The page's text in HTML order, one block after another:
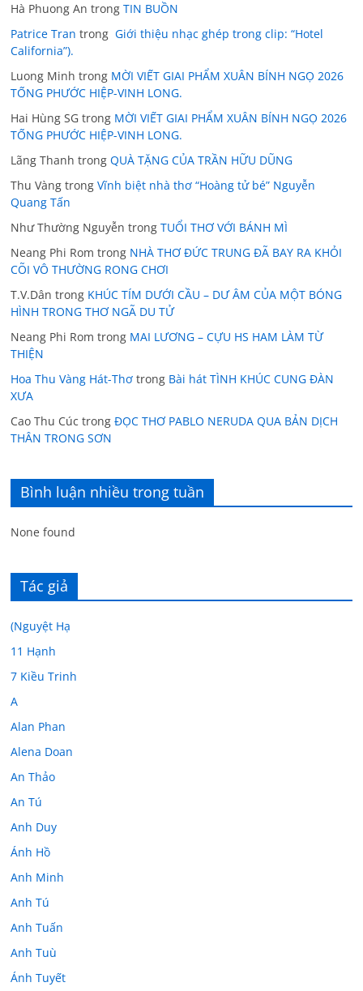
Hà Phuong An trongTIN BUỒN
Patrice Tran trong Giới thiệu nhạc ghép trong clip: “Hotel
California”).
Luong Minh trong MỜI VIẾT GIAI PHẨM XUÂN BÍNH NGỌ 2026
TỐNG PHƯỚC HIỆP-VINH LONG.
Hai Hùng SG trong MỜI VIẾT GIAI PHẨM XUÂN BÍNH NGỌ 2026
TỐNG PHƯỚC HIỆP-VINH LONG.
Lãng Thanh trongQUÀ TẶNG CỦA TRẦN HỮU DŨNG
Thu Vàng trongVĩnh biệt nhà thơ “Hoàng tử bé” Nguyễn
Quang Tấn
Như Thường Nguyễn trongTUỔI THƠ VỚI BÁNH MÌ
Neang Phi Rom trong NHÀ THƠ ĐỨC TRUNG ĐÃ BAY RA KHỎI
CÕI VÔ THƯỜNG RONG CHƠI
T.V.Dân trong KHÚC TÍM DƯỚI CẦU – DƯ ÂM CỦA MỘT BÓNG
HÌNH TRONG THƠ NGÃ DU TỬ
Neang Phi Rom trong MAI LƯƠNG – CỰU HS HAM LÀM TỪ
THIỆN
Hoa Thu Vàng Hát-Thơ trong Bài hát TÌNH KHÚC CUNG ĐÀN
XƯA
Cao Thu Cúc trongĐỌC THƠ PABLO NERUDA QUA BẢN DỊCH
THÂN TRONG SƠN
Bình luận nhiều trong tuần
None found
Tác giả
(Nguyệt Hạ
11 Hạnh
7 Kiều Trinh
A
Alan Phan
Alena Doan
An Thảo
An Tú
Anh Duy
Ánh Hồ
Anh Minh
Anh Tú
Anh Tuấn
Anh Tuù
Ánh Tuyết